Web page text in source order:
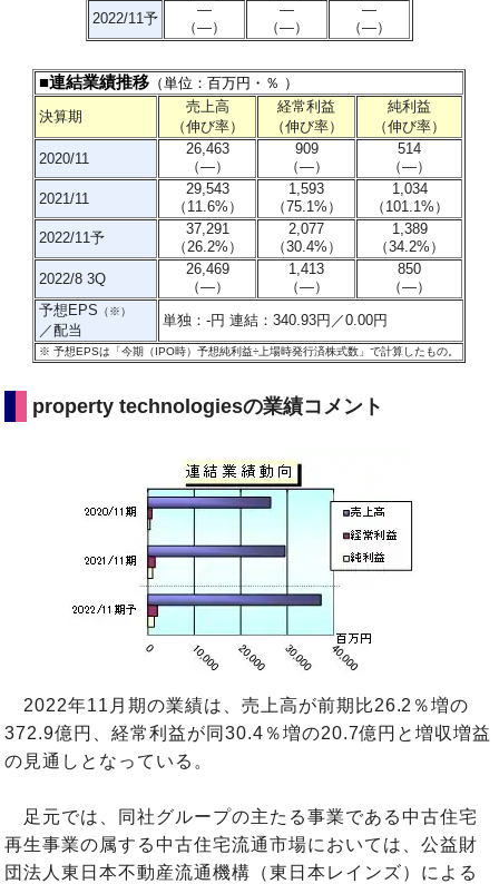
2022/11予
―
（―）
―
（―）
―
（―）
■連結業績推移 （単位：百万円・％ ）
決算期
売上高
（伸び率）
経常利益
（伸び率）
純利益
（伸び率）
2020/11
26,463
（―）
909
（―）
514
（―）
2021/11
29,543
（11.6%）
1,593
（75.1%）
1,034
（101.1%）
2022/11予
37,291
（26.2%）
2,077
（30.4%）
1,389
（34.2%）
2022/8 3Q
26,469
（―）
1,413
（―）
850
（―）
予想EPS
（※）
／配当
単独：-円 連結：340.93円／0.00円
※ 予想EPSは「今期（IPO時）予想純利益÷上場時発行済株式数」で計算したもの。
property technologiesの業績コメント
2022年11月期の業績は、売上高が前期比26.2％増の
372.9億円、経常利益が同30.4％増の20.7億円と増収増益
の見通しとなっている。
足元では、同社グループの主たる事業である中古住宅
再生事業の属する中古住宅流通市場においては、公益財
団法人東日本不動産流通機構（東日本レインズ）による